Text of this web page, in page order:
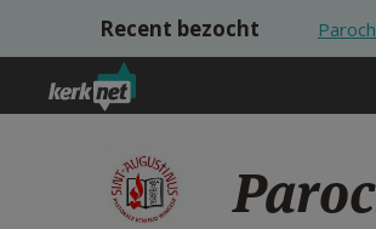
Overslaan en naar de inhoud gaan
Recent bezocht